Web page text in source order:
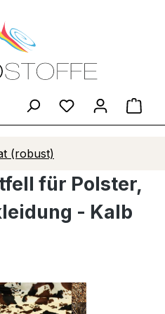
Du hast 0
(robust)
für Polster,
- Kalb